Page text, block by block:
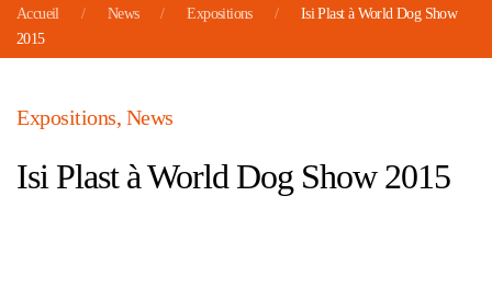
Accueil News Expositions
Isi Plast à World Dog Show
2015
Expositions, News
Isi Plast à World Dog Show 2015